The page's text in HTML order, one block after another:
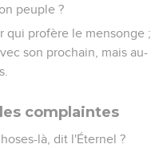
peuple ?
qui profère le mensonge ;
son prochain, mais au-
complaintes
là, dit l'Éternel ?